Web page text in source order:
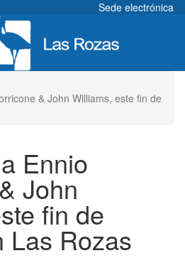
Sede electrónica
& John Williams, este fin de
Ennio
John
fin de
Las Rozas